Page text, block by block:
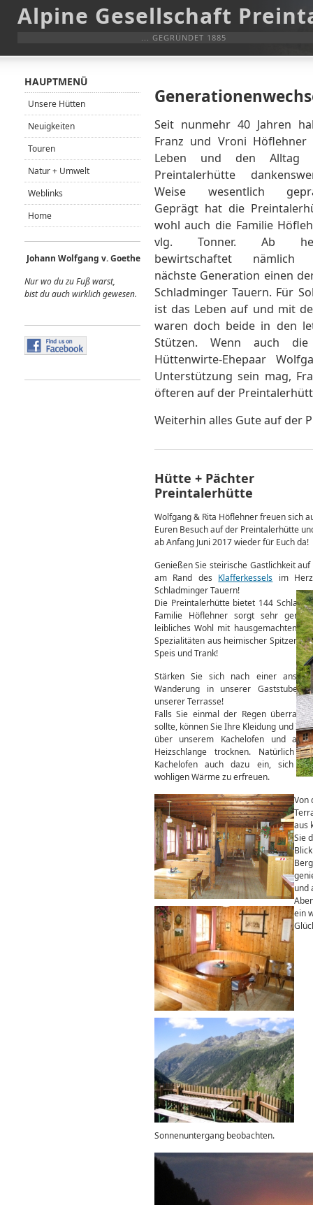
Alpine Gesellschaft
... GEGRÜNDET 1885
Seit nunmehr 40 Jahren
Franz und Vroni Höflehner
Leben und den Alltag
Preintalerhütte
Weise wesentlich
Geprägt hat die
wohl auch die Familie
vlg. Tonner. Ab
bewirtschaftet nämlich
nächste Generation einen
Schladminger Tauern. Für
ist das Leben auf und mit
waren doch beide in den
Stützen. Wenn auch
Hüttenwirte-Ehepaar
Unterstützung sein mag,
öfteren auf der
Weiterhin alles Gute auf der
Hütte + Pächter
Preintalerhütte
Wolfgang & Rita Höflehner freuen sich
Euren Besuch auf der Preintalerhütte
ab Anfang Juni 2017 wieder für Euch da!
Genießen Sie steirische Gastlichkeit auf
am Rand des Klafferkessels im
Schladminger Tauern!
Die Preintalerhütte bietet 144
Familie Höflehner sorgt sehr
leibliches Wohl mit hausgemachten
Spezialitäten aus heimischer
Speis und Trank!
Stärken Sie sich nach einer
Wanderung in unserer Gaststube
unserer Terrasse!
Falls Sie einmal der Regen
sollte, können Sie Ihre Kleidung und
über unserem Kachelofen und auf
Heizschlange trocknen. Natürlich
Kachelofen auch dazu ein, sich
wohligen Wärme zu erfreuen.
Von
aus
Sie
und
ein
Sonnenuntergang beobachten.
HAUPTMENÜ
Unsere Hütten
Neuigkeiten
Touren
Natur + Umwelt
Weblinks
Home
Johann Wolfgang v. Goethe
Nur wo du zu Fuß warst,
bist du auch wirklich gewesen.